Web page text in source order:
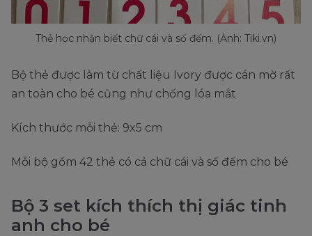
Thẻ học nhận biết chữ cái và số đếm. (Ảnh: Tiki.vn)
Bộ thẻ được làm từ chất liệu Ivory được cán mờ rất
an toàn cho bé cũng như chống lóa mắt
Kích thước mỗi thẻ: 9x5 cm
Mỗi bộ gồm 42 thẻ có cả chữ cái và số đếm cho bé
Bộ 3 set kích thích thị giác tinh
anh cho bé